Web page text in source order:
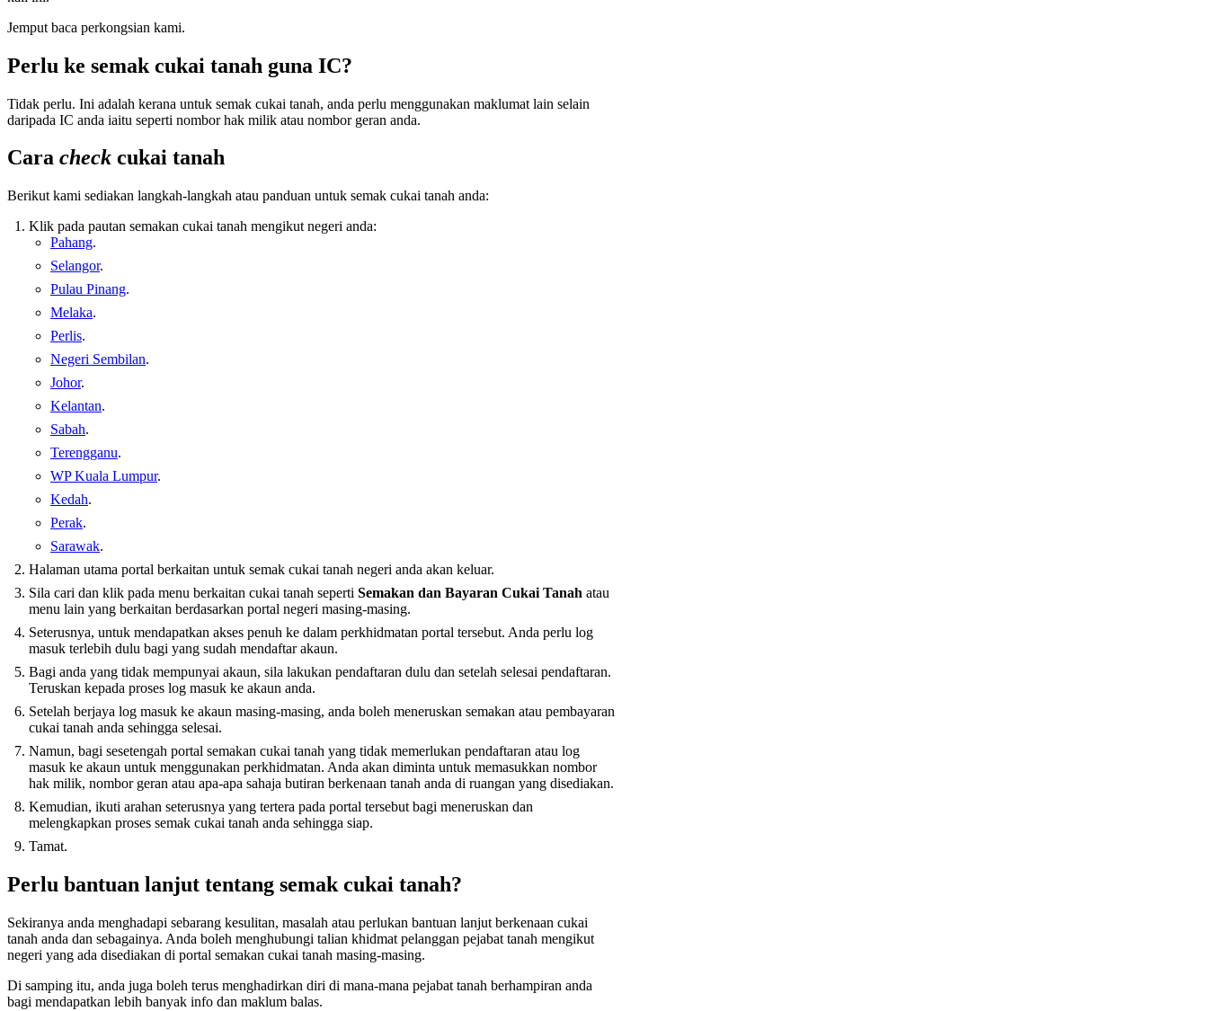
Jemput baca perkongsian kami.
Perlu ke semak cukai tanah guna IC?
Tidak perlu. Ini adalah kerana untuk semak cukai tanah, anda perlu menggunakan maklumat lain selain
daripada IC anda iaitu seperti nombor hak milik atau nombor geran anda.
Cara check cukai tanah
Berikut kami sediakan langkah-langkah atau panduan untuk semak cukai tanah anda:
Klik pada pautan semakan cukai tanah mengikut negeri anda:
Pahang.
Selangor.
Pulau Pinang.
Melaka.
Perlis.
Negeri Sembilan.
Johor.
Kelantan.
Sabah.
Terengganu.
WP Kuala Lumpur.
Kedah.
Perak.
Sarawak.
Halaman utama portal berkaitan untuk semak cukai tanah negeri anda akan keluar.
Sila cari dan klik pada menu berkaitan cukai tanah seperti Semakan dan Bayaran Cukai Tanah atau
menu lain yang berkaitan berdasarkan portal negeri masing-masing.
Seterusnya, untuk mendapatkan akses penuh ke dalam perkhidmatan portal tersebut. Anda perlu log
masuk terlebih dulu bagi yang sudah mendaftar akaun.
Bagi anda yang tidak mempunyai akaun, sila lakukan pendaftaran dulu dan setelah selesai pendaftaran.
Teruskan kepada proses log masuk ke akaun anda.
Setelah berjaya log masuk ke akaun masing-masing, anda boleh meneruskan semakan atau pembayaran
cukai tanah anda sehingga selesai.
Namun, bagi sesetengah portal semakan cukai tanah yang tidak memerlukan pendaftaran atau log
masuk ke akaun untuk menggunakan perkhidmatan. Anda akan diminta untuk memasukkan nombor
hak milik, nombor geran atau apa-apa sahaja butiran berkenaan tanah anda di ruangan yang disediakan.
Kemudian, ikuti arahan seterusnya yang tertera pada portal tersebut bagi meneruskan dan
melengkapkan proses semak cukai tanah anda sehingga siap.
Tamat.
Perlu bantuan lanjut tentang semak cukai tanah?
Sekiranya anda menghadapi sebarang kesulitan, masalah atau perlukan bantuan lanjut berkenaan cukai
tanah anda dan sebagainya. Anda boleh menghubungi talian khidmat pelanggan pejabat tanah mengikut
negeri yang ada disediakan di portal semakan cukai tanah masing-masing.
Di samping itu, anda juga boleh terus menghadirkan diri di mana-mana pejabat tanah berhampiran anda
bagi mendapatkan lebih banyak info dan maklum balas.